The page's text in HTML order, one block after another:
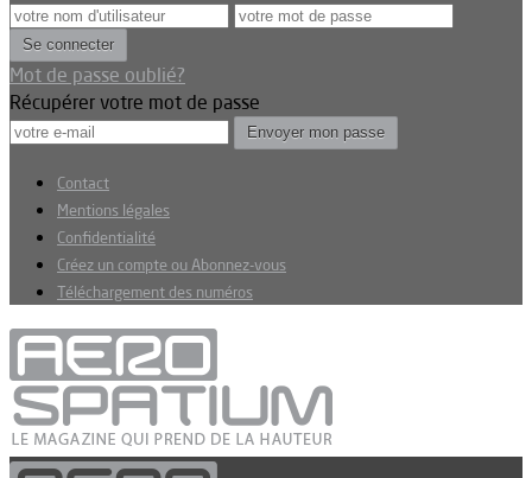
Mot de passe oublié?
Récupérer votre mot de passe
Contact
Mentions légales
Confidentialité
Créez un compte ou Abonnez-vous
Téléchargement des numéros